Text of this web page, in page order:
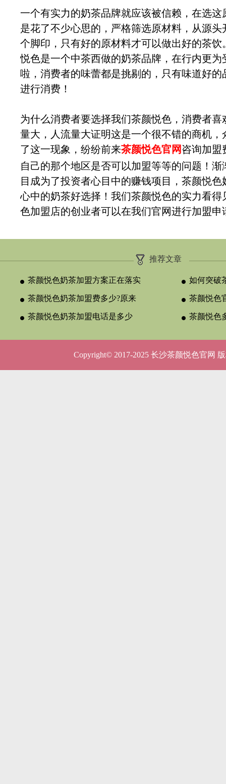
一个有实力的奶茶品牌就应该被信赖，在选这
是花了不少心思的，严格筛选原材料，从源头
个脚印，只有好的原材料才可以做出好的茶饮
悦色是一个中茶西做的奶茶品牌，在行内更为
啦，消费者的味蕾都是挑剔的，只有味道好的
进行消费！
为什么消费者要选择我们茶颜悦色，消费者喜
量大，人流量大证明这是一个很不错的商机，
了这一现象，纷纷前来茶颜悦色官网咨询加盟
自己的那个地区是否可以加盟等等的问题！渐
目成为了投资者心目中的赚钱项目，茶颜悦
心中的奶茶好选择！我们茶颜悦色的实力看得
色加盟店的创业者可以在我们官网进行加盟申
推荐文章
茶颜悦色奶茶加盟方案正在落实 如何突破
颈？
茶颜悦色奶茶加盟费多少?原来
与合作类型
茶颜悦色
晚吗？
茶颜悦色奶茶加盟电话是多少 茶颜悦色
Copyright© 2017-2025 长沙茶颜悦色官网